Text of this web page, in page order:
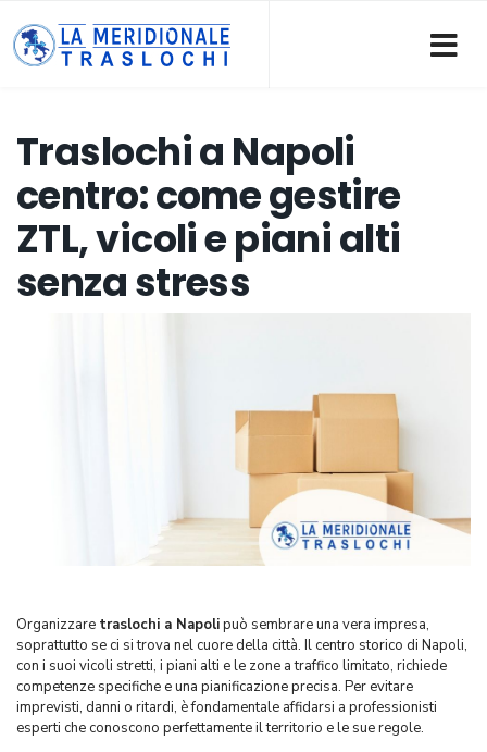
Traslochi a Napoli
centro: come gestire
ZTL, vicoli e piani alti
senza stress
Organizzare traslochi a Napolipuò sembrare una vera impresa,
soprattutto se ci si trova nel cuore della città. Il centro storico di Napoli,
con i suoi vicoli stretti, i piani alti e le zone a traffico limitato, richiede
competenze specifiche e una pianificazione precisa. Per evitare
imprevisti, danni o ritardi, è fondamentale affidarsi a professionisti
esperti che conoscono perfettamente il territorio e le sue regole.